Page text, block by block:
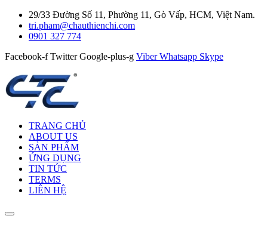
29/33 Đường Số 11, Phường 11, Gò Vấp, HCM, Việt Nam.
tri.pham@chauthienchi.com
0901 327 774
Facebook-f Twitter Google-plus-g Viber Whatsapp Skype
TRANG CHỦ
ABOUT US
SẢN PHẨM
ỨNG DỤNG
TIN TỨC
TERMS
LIÊN HỆ